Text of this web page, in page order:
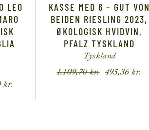
LEO
kr.
KASSE MED 6 – GUT VON
BEIDEN RIESLING 2023,
ØKOLOGISK HVIDVIN,
PFALZ TYSKLAND
Tyskland
1.109,70kr. 495,36kr.